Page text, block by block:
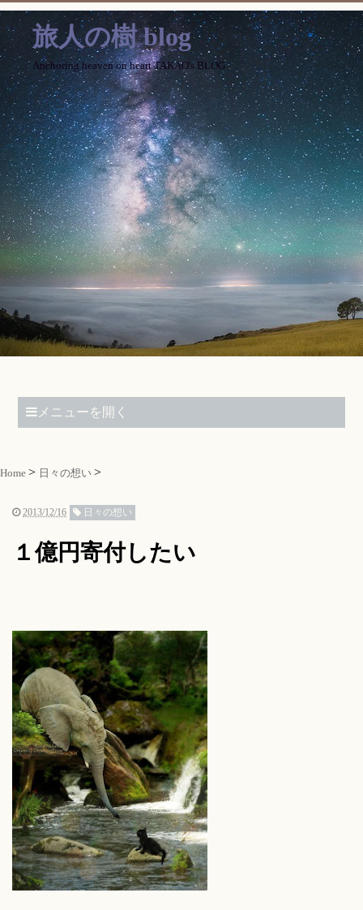
旅人の樹 blog
Anchoring heaven on heart TAKAO's BLOG
メニューを開く
Home 日々の想い
2013/12/16 日々の想い
１億円寄付したい